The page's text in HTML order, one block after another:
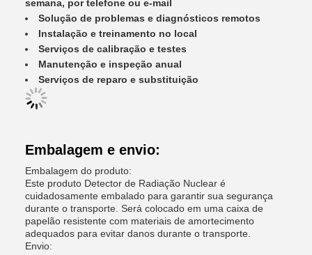
semana, por telefone ou e-mail
Solução de problemas e diagnósticos remotos
Instalação e treinamento no local
Serviços de calibração e testes
Manutenção e inspeção anual
Serviços de reparo e substituição
Embalagem e envio:
Embalagem do produto:
Este produto Detector de Radiação Nuclear é
cuidadosamente embalado para garantir sua segurança
durante o transporte. Será colocado em uma caixa de
papelão resistente com materiais de amortecimento
adequados para evitar danos durante o transporte.
Envio: